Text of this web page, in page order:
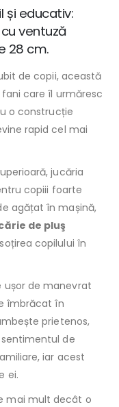
și educativ:
ventuză
28 cm.
de copii, această
care îl urmăresc
o construcție
rapid cel mai
jucăria
copiii foarte
agățat în mașină,
de pluş
copilului în
ușor de manevrat
îmbrăcat în
prietenos,
de
iar acest
ei.
mai mult decât o